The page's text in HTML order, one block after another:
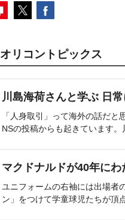
オリコントピックス
川島海荷さんと学ぶ 日
「人身取引」って海外の話だ
NSの投稿からも起きています。
マクドナルドが40年にわ
ユニフォームの右袖には出場者
ン」をつけて学童球児たちが頂